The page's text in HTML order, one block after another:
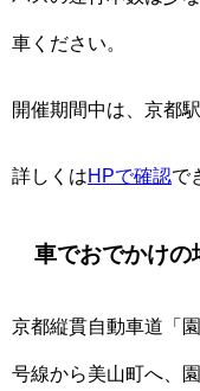
車ください。
開催期間中は、京都
詳しくはHPで確認で
車でおでかけの
京都縦貫自動車道「
号線から美山町へ、